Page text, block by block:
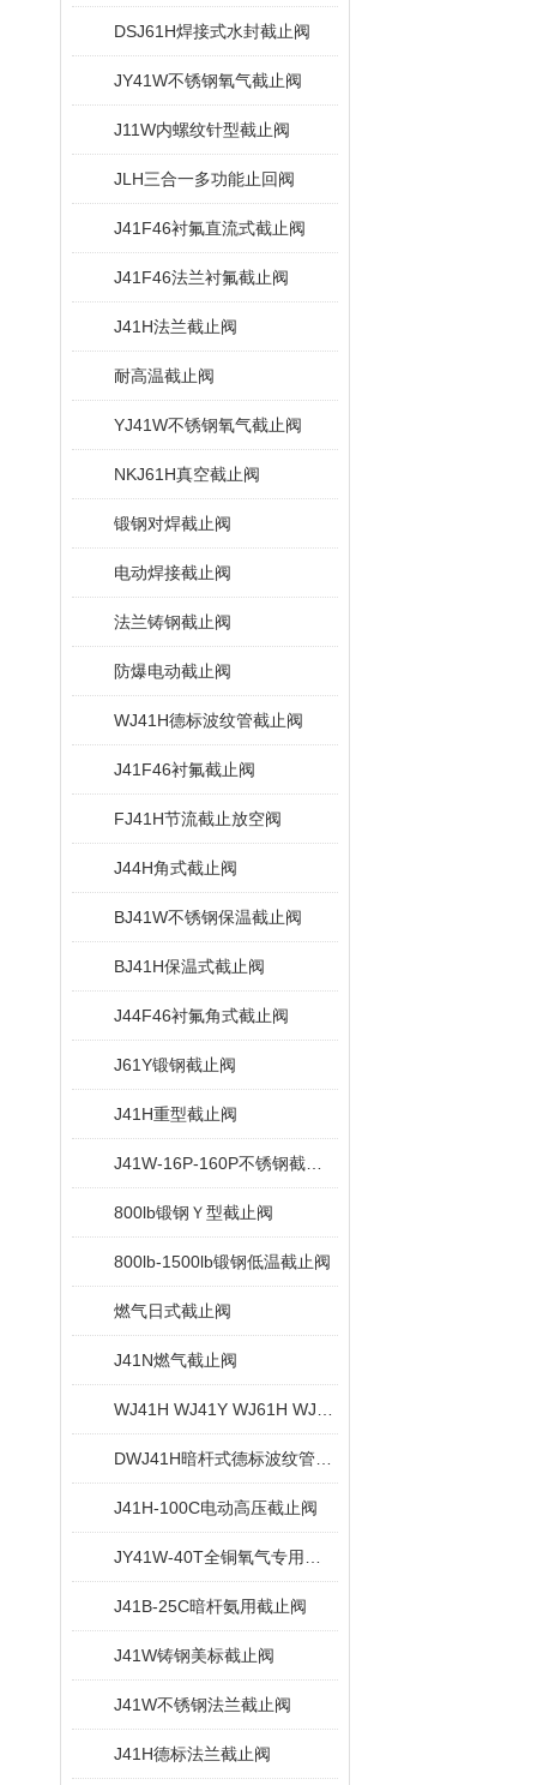
DSJ61H焊接式水封截止阀
JY41W不锈钢氧气截止阀
J11W内螺纹针型截止阀
JLH三合一多功能止回阀
J41F46衬氟直流式截止阀
J41F46法兰衬氟截止阀
J41H法兰截止阀
耐高温截止阀
YJ41W不锈钢氧气截止阀
NKJ61H真空截止阀
锻钢对焊截止阀
电动焊接截止阀
法兰铸钢截止阀
防爆电动截止阀
WJ41H德标波纹管截止阀
J41F46衬氟截止阀
FJ41H节流截止放空阀
J44H角式截止阀
BJ41W不锈钢保温截止阀
BJ41H保温式截止阀
J44F46衬氟角式截止阀
J61Y锻钢截止阀
J41H重型截止阀
800lb锻钢Ｙ型截止阀
800lb-1500lb锻钢低温截止阀
燃气日式截止阀
J41N燃气截止阀
J41H-100C电动高压截止阀
J41B-25C暗杆氨用截止阀
J41W铸钢美标截止阀
J41W不锈钢法兰截止阀
J41H德标法兰截止阀